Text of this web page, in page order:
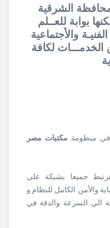
الشرقية
بوابة للعــلم
والأجتماعية
لكافة
في منظومة مكتبات مصر
جميعا بشبكة على
والأمن الكامل للنظام و
الي السرعة والدقة في